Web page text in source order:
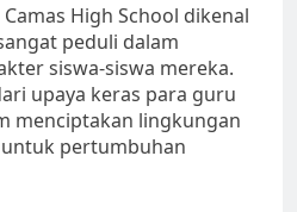
High School dikenal
peduli dalam
siswa-siswa mereka.
upaya keras para guru
menciptakan lingkungan
pertumbuhan